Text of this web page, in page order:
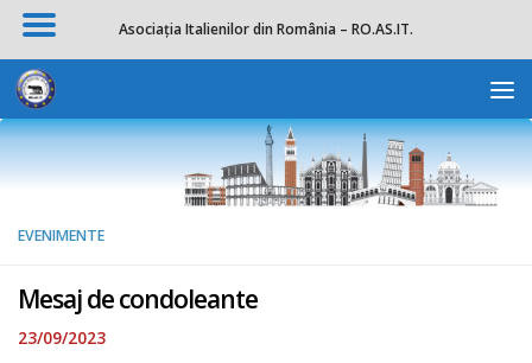
Skip to content
EVENIMENTE
Mesaj de condoleante
23/09/2023
Asociația Italienilor din România – RO.AS.IT.